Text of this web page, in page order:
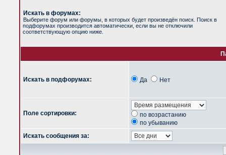
Искать в форумах:
Выберите форум или форумы, в которых будет произведён поиск. Поиск в
подфорумах производится автоматически, если вы не отключили
соответствующую опцию ниже.
Искать в подфорумах: Да Нет
Поле сортировки:
по возрастанию
по убыванию
Искать сообщения за: